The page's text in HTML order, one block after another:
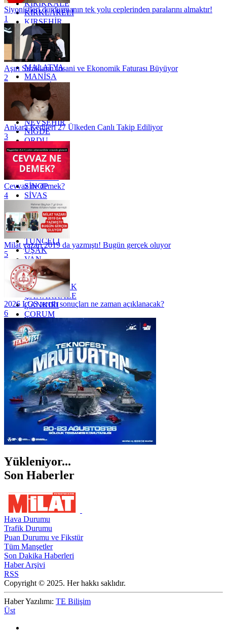
KIRIKKALE
KIRKLARELİ
KIRŞEHİR
KOCAELİ
KONYA
KÜTAHYA
KİLİS
MALATYA
MANİSA
MARDİN
MERSİN
MUĞLA
MUŞ
NEVŞEHİR
NİĞDE
ORDU
OSMANİYE
RİZE
SAKARYA
SAMSUN
SİNOP
SİVAS
SİİRT
TEKİRDAĞ
TOKAT
TRABZON
TUNCELİ
UŞAK
VAN
YALOVA
YOZGAT
ZONGULDAK
ÇANAKKALE
ÇANKIRI
ÇORUM
İSTANBUL
İZMİR
ŞANLIURFA
ŞIRNAK
Siyonistleri durdurmanın tek yolu ceplerinden paralarını almaktır!
1
Aşırı Sıcakların İnsani ve Ekonomik Faturası Büyüyor
2
Ankara Kedileri 27 Ülkeden Canlı Takip Ediliyor
3
Cevvaz ne demek?
4
Milat yazarı 2019 da yazmıştı! Bugün gerçek oluyor
5
2026 LGS tercih sonuçları ne zaman açıklanacak?
6
Yükleniyor...
Son Haberler
Hava Durumu
Trafik Durumu
Puan Durumu ve Fikstür
Tüm Manşetler
Son Dakika Haberleri
Haber Arşivi
RSS
Copyright © 2025. Her hakkı saklıdır.
Haber Yazılımı: TE Bilişim
Üst